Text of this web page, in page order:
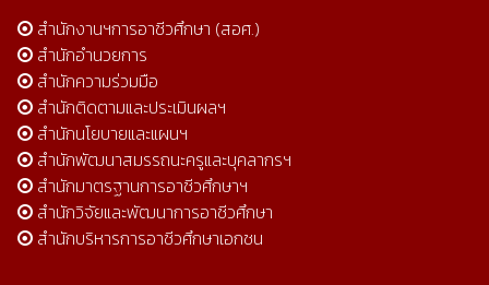
สำนักงานฯการอาชีวศึกษา (สอศ.)
สำนักอำนวยการ
สำนักความร่วมมือ
สำนักติดตามและประเมินผลฯ
สำนักนโยบายและแผนฯ
สำนักพัฒนาสมรรถนะครูและบุคลากรฯ
สำนักมาตรฐานการอาชีวศึกษาฯ
สำนักวิจัยและพัฒนาการอาชีวศึกษา
สำนักบริหารการอาชีวศึกษาเอกชน